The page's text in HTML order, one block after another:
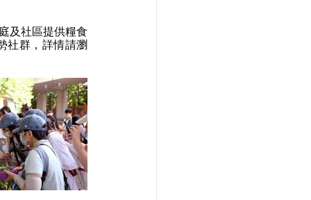
及社區提供糧食
社群，詳情請瀏